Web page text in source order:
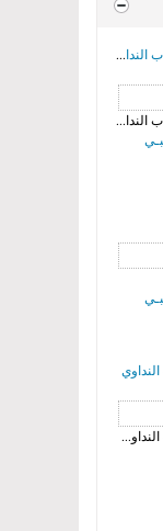
ماجد النصيف ضيف الحلقة الرابعة سناب النداوي
ماجد النصيف ضيف الحلقة الرابعة سناب النداوي...